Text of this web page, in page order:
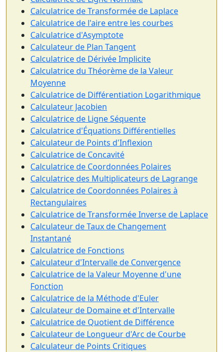
Calculatrice de Transformée de Laplace
Calculatrice de l'aire entre les courbes
Calculatrice d'Asymptote
Calculateur de Plan Tangent
Calculatrice de Dérivée Implicite
Calculatrice du Théorème de la Valeur
Moyenne
Calculatrice de Différentiation Logarithmique
Calculateur Jacobien
Calculatrice de Ligne Séquente
Calculatrice d'Équations Différentielles
Calculateur de Points d'Inflexion
Calculatrice de Concavité
Calculatrice de Coordonnées Polaires
Calculatrice des Multiplicateurs de Lagrange
Calculatrice de Coordonnées Polaires à
Rectangulaires
Calculatrice de Transformée Inverse de Laplace
Calculateur de Taux de Changement
Instantané
Calculatrice de Fonctions
Calculateur d'Intervalle de Convergence
Calculatrice de la Valeur Moyenne d'une
Fonction
Calculatrice de la Méthode d'Euler
Calculateur de Domaine et d'Intervalle
Calculatrice de Quotient de Différence
Calculateur de Longueur d'Arc de Courbe
Calculateur de Points Critiques